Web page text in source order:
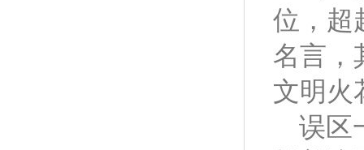
位，超
名言，
文明火
误区